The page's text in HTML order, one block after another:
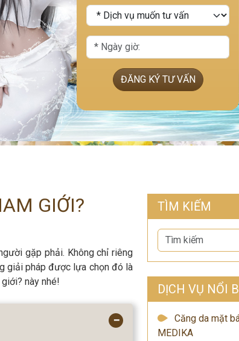
ĐĂNG KÝ TƯ VẤN
GIỚI?
gặp phải. Không chỉ riêng
giải pháp được lựa chọn đó là
này nhé!
−
TÌM KIẾM
DỊCH VỤ NỔI
Căng da mặt
MEDIKA